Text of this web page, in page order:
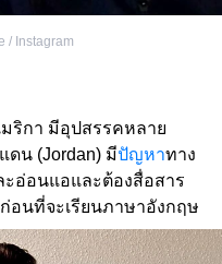
/ Instagram
ริกา มีอุปสรรคหลาย
ดน (Jordan) มีปัญหาทาง
ะอ่อนแอและต้องสื่อสาร
อนที่จะเรียนภาษาอังกฤษ